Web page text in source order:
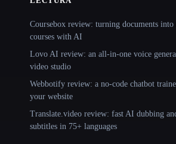
Coursebox review: turning documents into
courses with AI
Lovo AI review: an all-in-one voice
video studio
Webbotify review: a no-code chatbot
your website
Translate.video review: fast AI dubbing
subtitles in 75+ languages